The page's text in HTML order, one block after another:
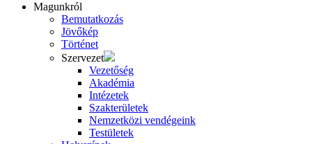
Magunkról
Bemutatkozás
Jövőkép
Történet
Szervezet
Vezetőség
Akadémia
Intézetek
Szakterületek
Nemzetközi vendégeink
Testületek